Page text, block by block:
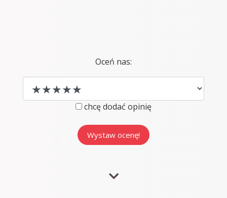
Oceń nas:
chcę dodać opinię